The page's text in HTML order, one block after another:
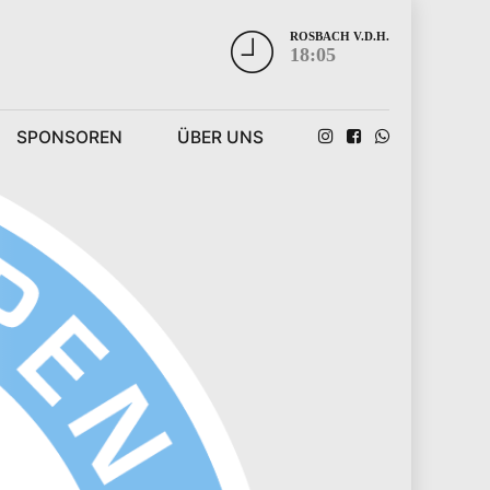
ROSBACH V.D.H.
18:05
SPONSOREN ÜBER UNS